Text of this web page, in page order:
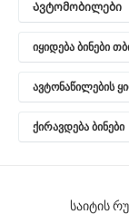
Ავტომობილები
იყიდება ბინები
ავტონაწილების
ქირავდება ბინები
საიტის